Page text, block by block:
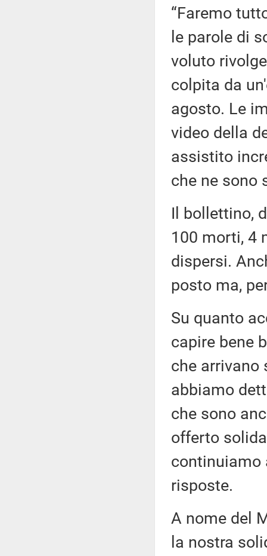
“Faremo
le parole di
voluto
colpita da
agosto. Le
video della
assistito
che ne sono
Il bollettino,
100 morti, 4
dispersi.
posto ma,
Su quanto
capire bene
che arrivano
abbiamo
che sono
offerto
continuiamo
risposte.
A nome del
la nostra